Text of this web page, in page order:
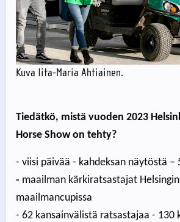
Kuva Iita-Maria Ahtiainen.
Tiedätkö, mistä vuoden 2023
Horse Show on tehty?
- viisi päivää - kahdeksan näytöstä –
- maailman kärkiratsastajat Helsingin
maailmancupissa
- 62 kansainvälistä ratsastajaa - 130